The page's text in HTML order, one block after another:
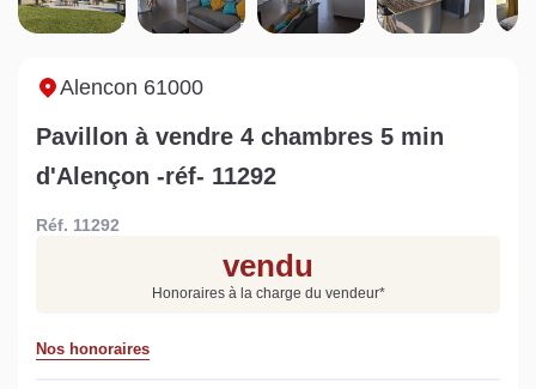
Sarthe pour booster sa
vente
quelles sont les
conséquences ?
Estimez votre bien en ligne.
en quelques clics.
Alencon 61000
Pavillon à vendre 4 chambres 5 min
d'Alençon -réf- 11292
Réf. 11292
vendu
Honoraires à la charge du vendeur*
Nos honoraires